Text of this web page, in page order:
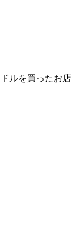
ルを買ったお店